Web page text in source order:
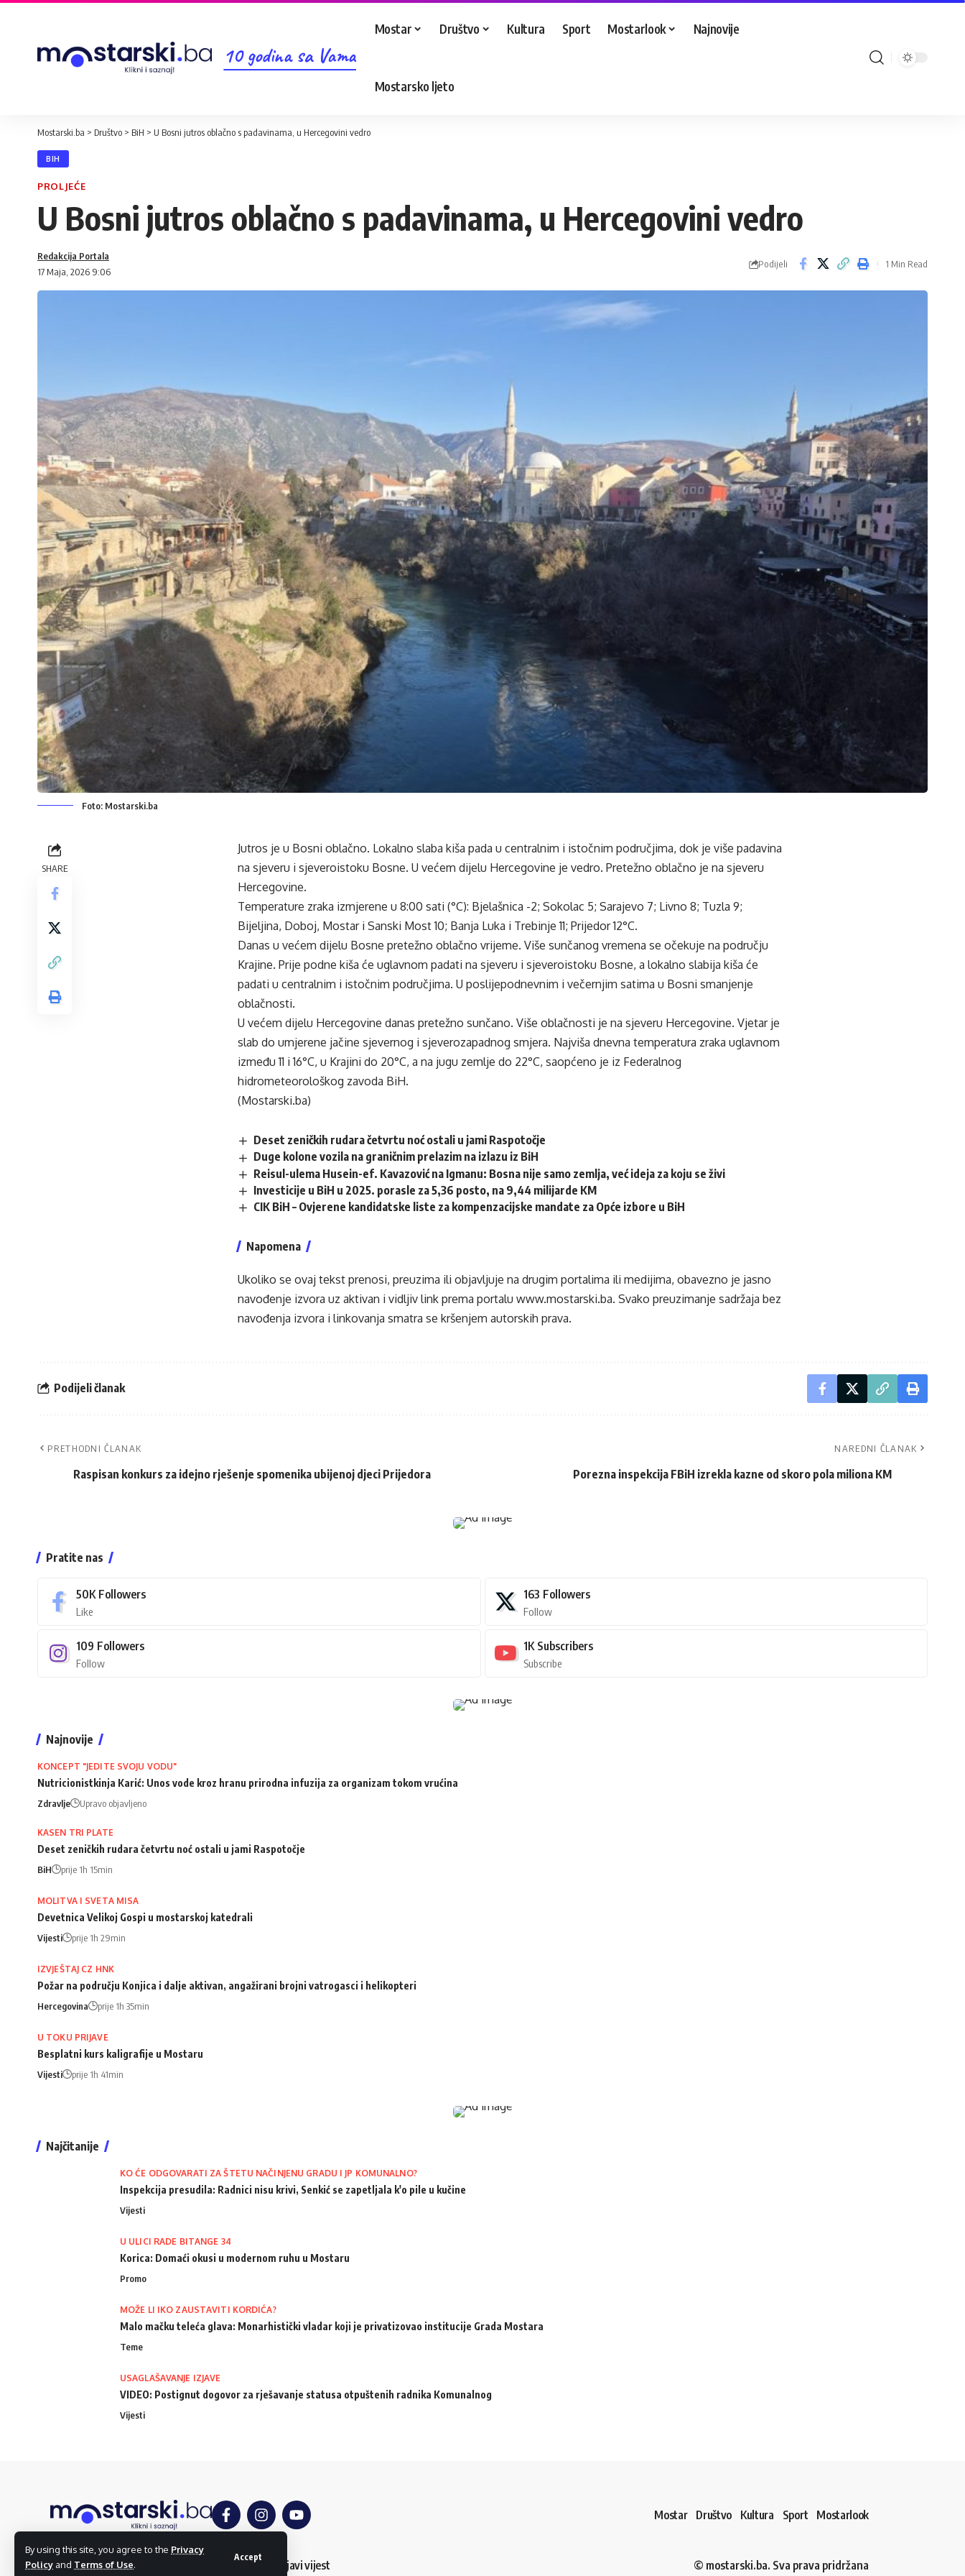
By using this site, you agree to the Privacy
Policy and Terms of Use.
Accept
10 godina sa Vama
Mostar Društvo Kultura Sport Mostarlook Najnovije
Mostarsko ljeto
Mostarski.ba > Društvo > BiH > U Bosni jutros oblačno s padavinama, u Hercegovini vedro
BIH
PROLJEĆE
U Bosni jutros oblačno s padavinama, u Hercegovini vedro
17 Maja, 2026 9:06
Redakcija Portala
Podijeli 1 Min Read
Foto: Mostarski.ba
SHARE
Jutros je u Bosni oblačno. Lokalno slaba kiša pada u centralnim i istočnim područjima, dok je više padavina
na sjeveru i sjeveroistoku Bosne. U većem dijelu Hercegovine je vedro. Pretežno oblačno je na sjeveru
Hercegovine.
Temperature zraka izmjerene u 8:00 sati (°C): Bjelašnica -2; Sokolac 5; Sarajevo 7; Livno 8; Tuzla 9;
Bijeljina, Doboj, Mostar i Sanski Most 10; Banja Luka i Trebinje 11; Prijedor 12°C.
Danas u većem dijelu Bosne pretežno oblačno vrijeme. Više sunčanog vremena se očekuje na području
Krajine. Prije podne kiša će uglavnom padati na sjeveru i sjeveroistoku Bosne, a lokalno slabija kiša će
padati u centralnim i istočnim područjima. U poslijepodnevnim i večernjim satima u Bosni smanjenje
oblačnosti.
U većem dijelu Hercegovine danas pretežno sunčano. Više oblačnosti je na sjeveru Hercegovine. Vjetar je
slab do umjerene jačine sjevernog i sjeverozapadnog smjera. Najviša dnevna temperatura zraka uglavnom
između 11 i 16°C, u Krajini do 20°C, a na jugu zemlje do 22°C, saopćeno je iz Federalnog
hidrometeorološkog zavoda BiH.
(Mostarski.ba)
Deset zeničkih rudara četvrtu noć ostali u jami Raspotočje
Duge kolone vozila na graničnim prelazim na izlazu iz BiH
Reisul-ulema Husein-ef. Kavazović na Igmanu: Bosna nije samo zemlja, već ideja za koju se živi
Investicije u BiH u 2025. porasle za 5,36 posto, na 9,44 milijarde KM
CIK BiH – Ovjerene kandidatske liste za kompenzacijske mandate za Opće izbore u BiH
Napomena
Ukoliko se ovaj tekst prenosi, preuzima ili objavljuje na drugim portalima ili medijima, obavezno je jasno
navođenje izvora uz aktivan i vidljiv link prema portalu www.mostarski.ba. Svako preuzimanje sadržaja bez
navođenja izvora i linkovanja smatra se kršenjem autorskih prava.
Podijeli članak
PRETHODNI ČLANAK
Raspisan konkurs za idejno rješenje spomenika ubijenoj djeci Prijedora
NAREDNI ČLANAK
Porezna inspekcija FBiH izrekla kazne od skoro pola miliona KM
Pratite nas
50K Followers
Like
163 Followers
Follow
109 Followers
Follow
1K Subscribers
Subscribe
Najnovije
KONCEPT "JEDITE SVOJU VODU"
Nutricionistkinja Karić: Unos vode kroz hranu prirodna infuzija za organizam tokom vrućina
Zdravlje Upravo objavljeno
KASEN TRI PLATE
Deset zeničkih rudara četvrtu noć ostali u jami Raspotočje
BiH prije 1h 15min
MOLITVA I SVETA MISA
Devetnica Velikoj Gospi u mostarskoj katedrali
Vijesti prije 1h 29min
IZVJEŠTAJ CZ HNK
Požar na području Konjica i dalje aktivan, angažirani brojni vatrogasci i helikopteri
Hercegovina prije 1h 35min
U TOKU PRIJAVE
Besplatni kurs kaligrafije u Mostaru
Vijesti prije 1h 41min
Najčitanije
KO ĆE ODGOVARATI ZA ŠTETU NAČINJENU GRADU I JP KOMUNALNO?
Inspekcija presudila: Radnici nisu krivi, Senkić se zapetljala k'o pile u kučine
Vijesti
U ULICI RADE BITANGE 34
Korica: Domaći okusi u modernom ruhu u Mostaru
Promo
MOŽE LI IKO ZAUSTAVITI KORDIĆA?
Malo mačku teleća glava: Monarhistički vladar koji je privatizovao institucije Grada Mostara
Teme
USAGLAŠAVANJE IZJAVE
VIDEO: Postignut dogovor za rješavanje statusa otpuštenih radnika Komunalnog
Vijesti
Mostar Društvo Kultura Sport Mostarlook
O nama Impressum Kontakt Dojavi vijest © mostarski.ba. Sva prava pridržana